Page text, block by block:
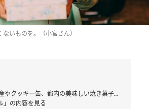
ないものを。（小宮さん）
やクッキー缶、都内の美味しい焼き菓子…
」の内容を見る